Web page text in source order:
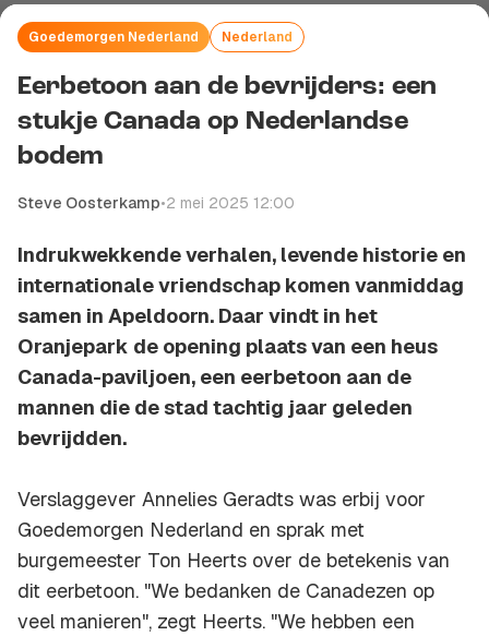
Goedemorgen Nederland Nederland
Eerbetoon aan de bevrijders: een
stukje Canada op Nederlandse
bodem
Steve Oosterkamp•2 mei 2025 12:00
Indrukwekkende verhalen, levende historie en
internationale vriendschap komen vanmiddag
samen in Apeldoorn. Daar vindt in het
Oranjepark de opening plaats van een heus
Canada-paviljoen, een eerbetoon aan de
mannen die de stad tachtig jaar geleden
bevrijdden.
Verslaggever Annelies Geradts was erbij voor
Goedemorgen Nederland en sprak met
burgemeester Ton Heerts over de betekenis van
dit eerbetoon. "We bedanken de Canadezen op
veel manieren", zegt Heerts. "We hebben een